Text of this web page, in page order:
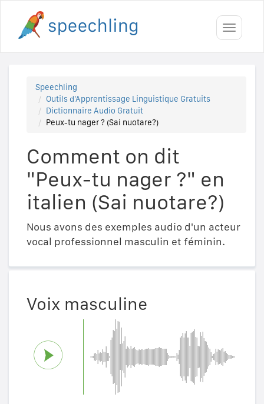
Toggle
Speechling
Outils d'Apprentissage Linguistique Gratuits
Dictionnaire Audio Gratuit
Peux-tu nager ? (Sai nuotare?)
Comment on dit
"Peux-tu nager ?" en
italien (Sai nuotare?)
Nous avons des exemples audio d'un acteur
vocal professionnel masculin et féminin.
Voix masculine